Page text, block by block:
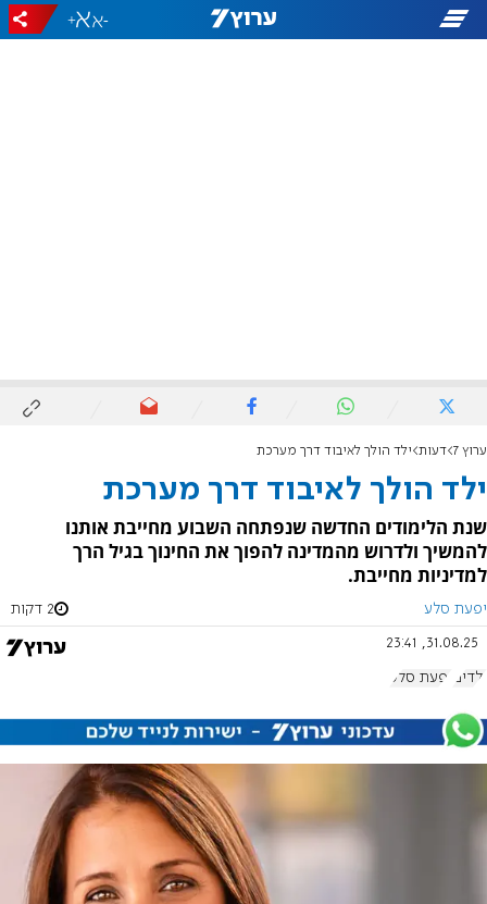
-
+
ערוץ 7 דעות ילד הולך לאיבוד דרך מערכת
ילד הולך לאיבוד דרך מערכת
שנת הלימודים החדשה שנפתחה השבוע מחייבת אותנו
להמשיך ולדרוש מהמדינה להפוך את החינוך בגיל הרך
למדיניות מחייבת.
יפעת סלע 2 דקות
31.08.25, 23:41
ילדים יפעת סלע